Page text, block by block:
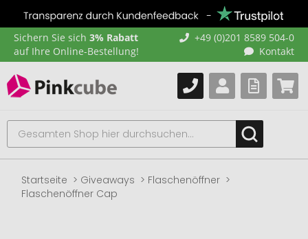
Sichern Sie sich 3% Rabatt
auf Ihre Online-Bestellung!
+49 (0)201 8589 504-0
Kontakt
Startseite Giveaways
Flaschenöffner
Flaschenöffner Cap